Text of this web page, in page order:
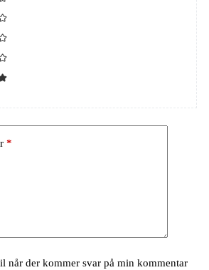
*
når der kommer svar på min kommentar